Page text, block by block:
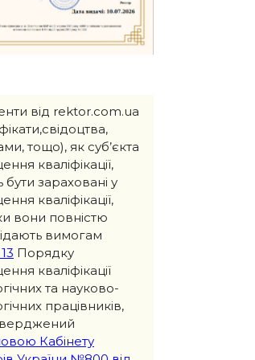
від rektor.com.ua
тощо), як суб’єкта
кваліфікації,
бути зараховані у
кваліфікації,
вони повністю
вимогам
Порядку
кваліфікації
та науково-
працівників,
Кабінету